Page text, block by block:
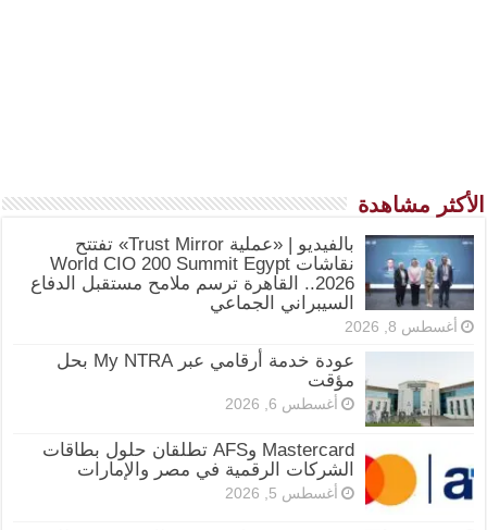
الأكثر مشاهدة
بالفيديو | «عملية Trust Mirror» تفتتح
نقاشات World CIO 200 Summit Egypt
2026.. القاهرة ترسم ملامح مستقبل الدفاع
السيبراني الجماعي
أغسطس 8, 2026
عودة خدمة أرقامي عبر My NTRA بحل
مؤقت
أغسطس 6, 2026
Mastercard وAFS تطلقان حلول بطاقات
الشركات الرقمية في مصر والإمارات
أغسطس 5, 2026